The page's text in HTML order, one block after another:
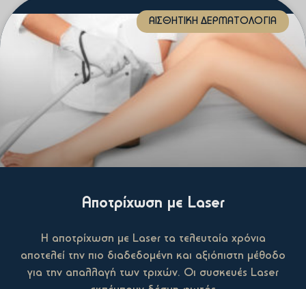
ΑΙΣΘΗΤΙΚΉ ΔΕΡΜΑΤΟΛΟΓΊΑ
Αποτρίχωση με Laser
Η αποτρίχωση με Laser τα τελευταία χρόνια
αποτελεί την πιο διαδεδομένη και αξιόπιστη μέθοδο
για την απαλλαγή των τριχών. Οι συσκευές Laser